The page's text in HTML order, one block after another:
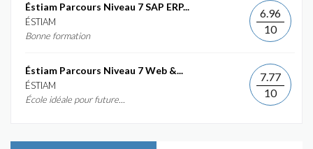
Éstiam Parcours Niveau 7 SAP ERP...
ÉSTIAM
Bonne formation
6.96
10
Éstiam Parcours Niveau 7 Web &...
ÉSTIAM
École idéale pour future...
7.77
10